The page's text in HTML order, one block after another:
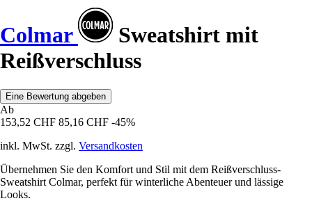
Colmar
Sweatshirt mit
Reißverschluss
Eine Bewertung abgeben
Ab
153,52 CHF 85,16 CHF -45%
inkl. MwSt. zzgl. Versandkosten
Übernehmen Sie den Komfort und Stil mit dem Reißverschluss-
Sweatshirt Colmar, perfekt für winterliche Abenteuer und lässige
Looks.